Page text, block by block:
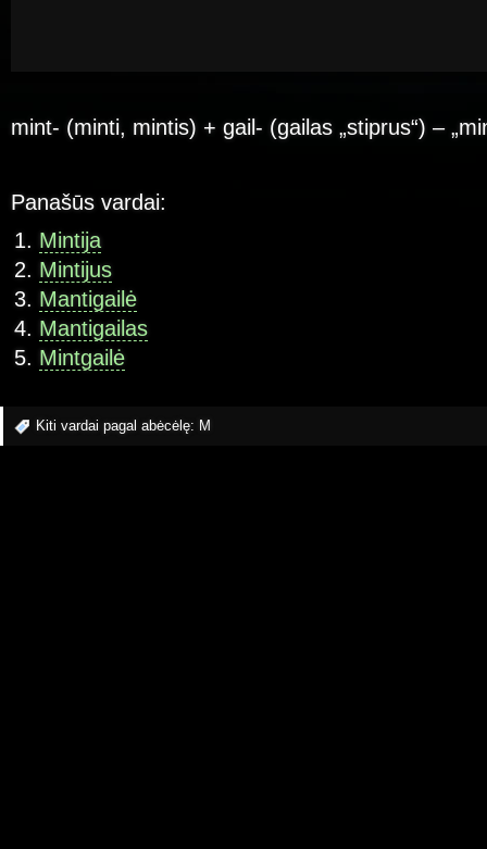
mint- (minti, mintis) + gail- (gailas „stiprus“) –
Panašūs vardai:
Mintija
Mintijus
Mantigailė
Mantigailas
Mintgailė
Kiti vardai pagal abėcėlę: M